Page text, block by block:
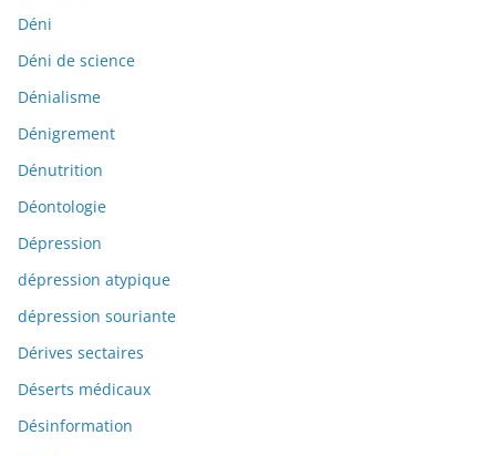
Déni
Déni de science
Dénialisme
Dénigrement
Dénutrition
Déontologie
Dépression
dépression atypique
dépression souriante
Dérives sectaires
Déserts médicaux
Désinformation